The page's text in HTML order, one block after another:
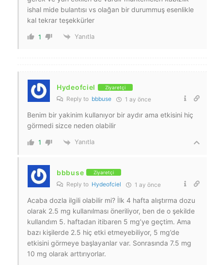
ishal mide bulantısı vs olağan bir durummuş esenlikle
kal tekrar teşekkürler
1 Yanıtla
Hydeofciel Ziyaretçi
Reply to bbbuse 1 ay önce
Benim bir yakinim kullanıyor bir aydır ama etkisini hiç
görmedi sizce neden olabilir
1 Yanıtla
bbbuse Ziyaretçi
Reply to Hydeofciel 1 ay önce
Acaba dozla ilgili olabilir mi? İlk 4 hafta alıştırma dozu
olarak 2.5 mg kullanılması öneriliyor, ben de o şekilde
kullandım 5. haftadan itibaren 5 mg’ye geçtim. Ama
bazı kişilerde 2.5 hiç etki etmeyebiliyor, 5 mg’de
etkisini görmeye başlayanlar var. Sonrasında 7.5 mg
10 mg olarak arttırıyorlar.